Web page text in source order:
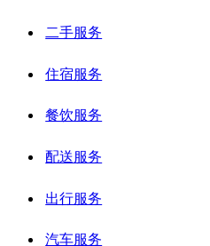
二手服务
住宿服务
餐饮服务
配送服务
出行服务
汽车服务